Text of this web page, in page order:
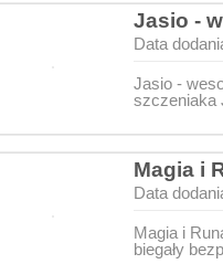
Jasio -
Data
Jasio -
szczeniaka
Magia i
Data
Magia i
biegały